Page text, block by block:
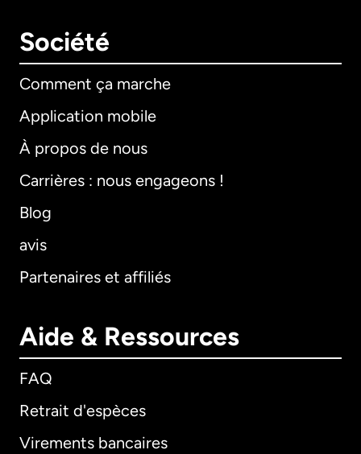
Société
Comment ça marche
Application mobile
À propos de nous
Carrières : nous engageons !
Blog
avis
Partenaires et affiliés
Aide & Ressources
FAQ
Retrait d'espèces
Virements bancaires